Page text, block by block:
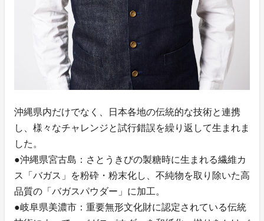
沖縄県内だけでなく、日本各地の伝統的な技術と連携
し、様々なチャレンジと試行錯誤を繰り返して生まれま
した。
●沖縄県宮古島：さとうきびの製糖時に生まれる繊維カ
ス「バガス」を粉砕・粉末化し、不純物を取り除いた高
品質の「バガスパウダー」に加工。
●岐阜県美濃市：重要無形文化財に認定されている伝統